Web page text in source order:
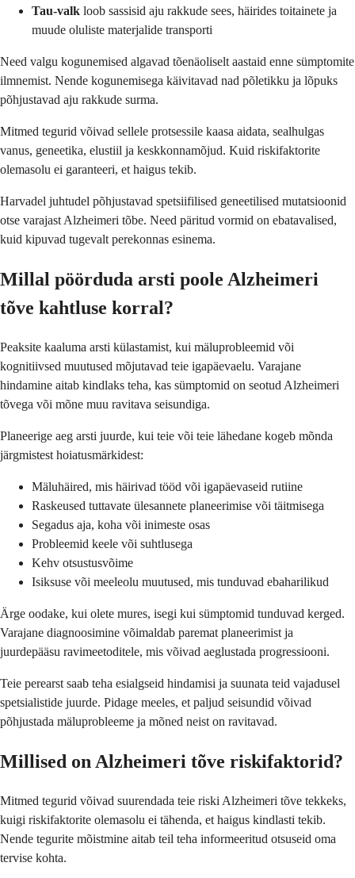
Tau-valk loob sassisid aju rakkude sees, häirides toitainete ja
muude oluliste materjalide transporti
Need valgu kogunemised algavad tõenäoliselt aastaid enne sümptomite
ilmnemist. Nende kogunemisega käivitavad nad põletikku ja lõpuks
põhjustavad aju rakkude surma.
Mitmed tegurid võivad sellele protsessile kaasa aidata, sealhulgas
vanus, geneetika, elustiil ja keskkonnamõjud. Kuid riskifaktorite
olemasolu ei garanteeri, et haigus tekib.
Harvadel juhtudel põhjustavad spetsiifilised geneetilised mutatsioonid
otse varajast Alzheimeri tõbe. Need päritud vormid on ebatavalised,
kuid kipuvad tugevalt perekonnas esinema.
Millal pöörduda arsti poole Alzheimeri
tõve kahtluse korral?
Peaksite kaaluma arsti külastamist, kui mäluprobleemid või
kognitiivsed muutused mõjutavad teie igapäevaelu. Varajane
hindamine aitab kindlaks teha, kas sümptomid on seotud Alzheimeri
tõvega või mõne muu ravitava seisundiga.
Planeerige aeg arsti juurde, kui teie või teie lähedane kogeb mõnda
järgmistest hoiatusmärkidest:
Mäluhäired, mis häirivad tööd või igapäevaseid rutiine
Raskeused tuttavate ülesannete planeerimise või täitmisega
Segadus aja, koha või inimeste osas
Probleemid keele või suhtlusega
Kehv otsustusvõime
Isiksuse või meeleolu muutused, mis tunduvad ebaharilikud
Ärge oodake, kui olete mures, isegi kui sümptomid tunduvad kerged.
Varajane diagnoosimine võimaldab paremat planeerimist ja
juurdepääsu ravimeetoditele, mis võivad aeglustada progressiooni.
Teie perearst saab teha esialgseid hindamisi ja suunata teid vajadusel
spetsialistide juurde. Pidage meeles, et paljud seisundid võivad
põhjustada mäluprobleeme ja mõned neist on ravitavad.
Millised on Alzheimeri tõve riskifaktorid?
Mitmed tegurid võivad suurendada teie riski Alzheimeri tõve tekkeks,
kuigi riskifaktorite olemasolu ei tähenda, et haigus kindlasti tekib.
Nende tegurite mõistmine aitab teil teha informeeritud otsuseid oma
tervise kohta.